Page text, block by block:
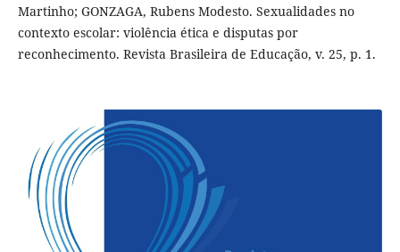
Martinho; GONZAGA, Rubens Modesto. Sexualidades no
contexto escolar: violência ética e disputas por
reconhecimento. Revista Brasileira de Educação, v. 25, p. 1.